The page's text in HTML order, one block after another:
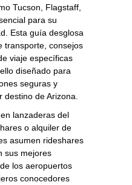
Tucson, Flagstaff,
para su
Esta guía desglosa
transporte, consejos
viaje específicas
diseñado para
seguras y
de Arizona.
lanzaderas del
o alquiler de
asumen rideshares
sus mejores
los aeropuertos
conocedores